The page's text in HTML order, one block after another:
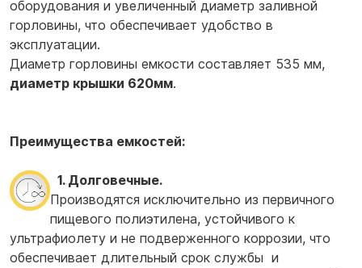
оборудования и увеличенный диаметр заливной
горловины, что обеспечивает удобство в
эксплуатации.
Диаметр горловины емкости составляет 535 мм,
диаметр крышки 620мм.
Преимущества емкостей:
1. Долговечные.
Производятся исключительно из первичного
пищевого полиэтилена, устойчивого к
ультрафиолету и не подверженного коррозии, что
обеспечивает длительный срок службы и